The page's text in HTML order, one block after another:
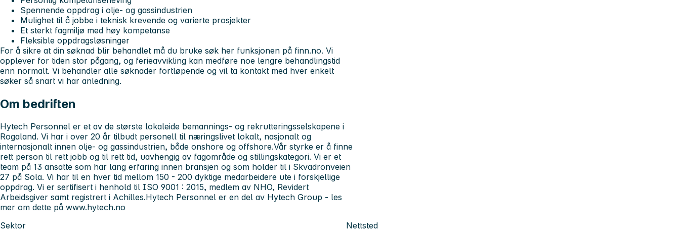
Spennende oppdrag i olje- og gassindustrien
Mulighet til å jobbe i teknisk krevende og varierte prosjekter
Et sterkt fagmiljø med høy kompetanse
Fleksible oppdragsløsninger
For å sikre at din søknad blir behandlet må du bruke søk her funksjonen på finn.no. Vi
opplever for tiden stor pågang, og ferieavvikling kan medføre noe lengre behandlingstid
enn normalt. Vi behandler alle søknader fortløpende og vil ta kontakt med hver enkelt
søker så snart vi har anledning.
Om bedriften
Hytech Personnel er et av de største lokaleide bemannings- og rekrutteringsselskapene i
Rogaland. Vi har i over 20 år tilbudt personell til næringslivet lokalt, nasjonalt og
internasjonalt innen olje- og gassindustrien, både onshore og offshore.Vår styrke er å finne
rett person til rett jobb og til rett tid, uavhengig av fagområde og stillingskategori. Vi er et
team på 13 ansatte som har lang erfaring innen bransjen og som holder til i Skvadronveien
27 på Sola. Vi har til en hver tid mellom 150 - 200 dyktige medarbeidere ute i forskjellige
oppdrag. Vi er sertifisert i henhold til ISO 9001 : 2015, medlem av NHO, Revidert
Arbeidsgiver samt registrert i Achilles.Hytech Personnel er en del av Hytech Group - les
mer om dette på www.hytech.no
Sektor
Nettsted